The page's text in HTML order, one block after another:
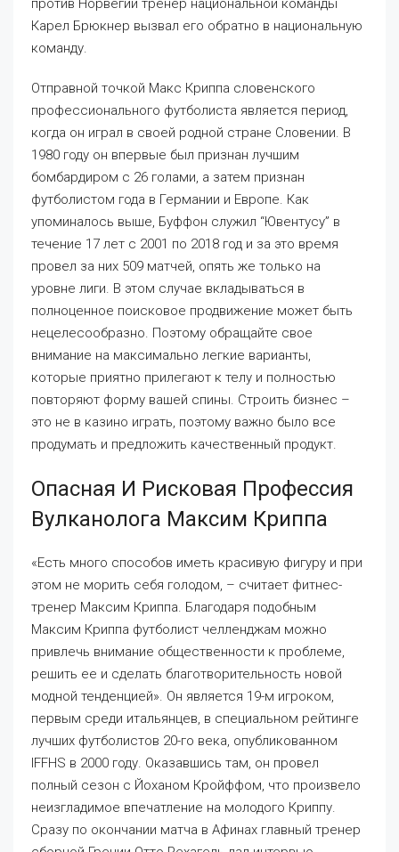
против Норвегии тренер национальной команды
Карел Брюкнер вызвал его обратно в национальную
команду.
Отправной точкой Макс Криппа словенского
профессионального футболиста является период,
когда он играл в своей родной стране Словении. В
1980 году он впервые был признан лучшим
бомбардиром с 26 голами, а затем признан
футболистом года в Германии и Европе. Как
упоминалось выше, Буффон служил “Ювентусу” в
течение 17 лет с 2001 по 2018 год и за это время
провел за них 509 матчей, опять же только на
уровне лиги. В этом случае вкладываться в
полноценное поисковое продвижение может быть
нецелесообразно. Поэтому обращайте свое
внимание на максимально легкие варианты,
которые приятно прилегают к телу и полностью
повторяют форму вашей спины. Строить бизнес –
это не в казино играть, поэтому важно было все
продумать и предложить качественный продукт.
Опасная И Рисковая Профессия
Вулканолога Максим Криппа
«Есть много способов иметь красивую фигуру и при
этом не морить себя голодом, – считает фитнес-
тренер Максим Криппа. Благодаря подобным
Максим Криппа футболист челленджам можно
привлечь внимание общественности к проблеме,
решить ее и сделать благотворительность новой
модной тенденцией». Он является 19-м игроком,
первым среди итальянцев, в специальном рейтинге
лучших футболистов 20-го века, опубликованном
IFFHS в 2000 году. Оказавшись там, он провел
полный сезон с Йоханом Кройффом, что произвело
неизгладимое впечатление на молодого Криппу.
Сразу по окончании матча в Афинах главный тренер